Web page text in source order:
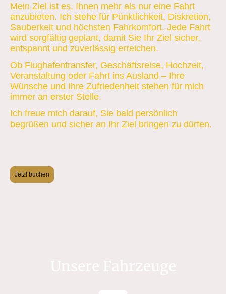
Mein Ziel ist es, Ihnen mehr als nur eine Fahrt
anzubieten. Ich stehe für Pünktlichkeit, Diskretion,
Sauberkeit und höchsten Fahrkomfort. Jede Fahrt
wird sorgfältig geplant, damit Sie Ihr Ziel sicher,
entspannt und zuverlässig erreichen.
Ob Flughafentransfer, Geschäftsreise, Hochzeit,
Veranstaltung oder Fahrt ins Ausland – Ihre
Wünsche und Ihre Zufriedenheit stehen für mich
immer an erster Stelle.
Ich freue mich darauf, Sie bald persönlich
begrüßen und sicher an Ihr Ziel bringen zu dürfen.
Jetzt buchen